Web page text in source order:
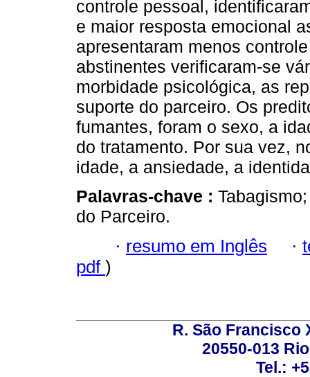
controle pessoal,
e maior resposta emocional
apresentaram menos
abstinentes verificaram-se
morbidade psicológica, as
suporte do parceiro. Os
fumantes, foram o sexo, a
do tratamento. Por sua vez,
idade, a ansiedade, a
Palavras-chave :
do Parceiro.
· resumo em Inglês ·
pdf )
R. São Francisco
20550-013
Tel.: